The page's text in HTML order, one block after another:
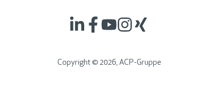
Copyright © 2026, ACP-Gruppe